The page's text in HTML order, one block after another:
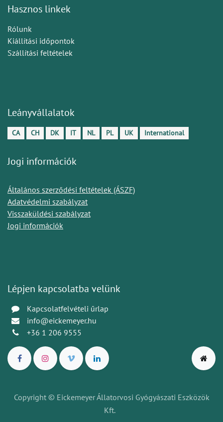
Hasznos linkek
Rólunk
Kiállítási időpontok
Szállítási feltételek
Leányvállalatok
CA CH DK IT NL PL UK International
Jogi információk
Általános szerződési feltételek (ÁSZF)
Adatvédelmi szabályzat
Visszaküldési szabályzat
Jogi információk
Lépjen kapcsolatba velünk
Kapcsolatfelvételi űrlap
info@eickemeyer.hu
+36 1 206 9555
Copyright © Eickemeyer Állatorvosi Gyógyászati Eszközök
Kft.